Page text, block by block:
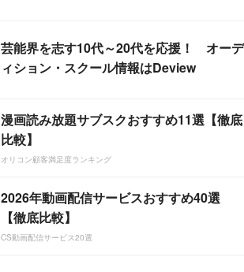
芸能界を志す10代～20代を応援！ オーデ
ィション・スクール情報はDeview
漫画読み放題サブスクおすすめ11選【徹底
比較】
オリコン顧客満足度ランキング
2026年動画配信サービスおすすめ40選
【徹底比較】
CS動画配信サービス20選